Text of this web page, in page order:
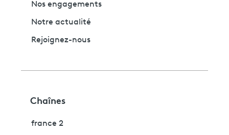
Nos engagements
Notre actualité
Rejoignez-nous
Chaînes
france 2